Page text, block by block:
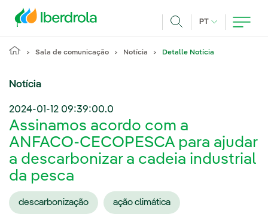
PT IDIOMA ATUAL,
Sala de comunicação Notícia Detalle Notícia
Notícia
2024-01-12 09:39:00.0
Assinamos acordo com a
ANFACO-CECOPESCA para ajudar
a descarbonizar a cadeia industrial
da pesca
descarbonização ação climática